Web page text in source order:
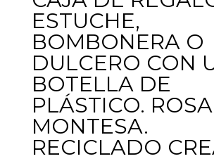
ESTUCHE,
BOMBONERA O
DULCERO CON
BOTELLA DE
PLÁSTICO. ROSA
MONTESA.
RECICLADO